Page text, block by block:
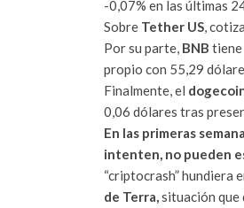
-0,07% en las últimas
Sobre Tether US,
Por su parte, BNB tiene
propio con 55,29
Finalmente, el
0,06 dólares tras
En las primeras
intenten, no pueden
“criptocrash” hundiera
de Terra,situación que